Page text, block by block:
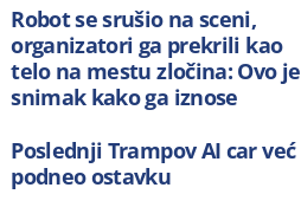
Robot se srušio na sceni,
organizatori ga prekrili kao
telo na mestu zločina: Ovo je
snimak kako ga iznose
Poslednji Trampov AI car već
podneo ostavku